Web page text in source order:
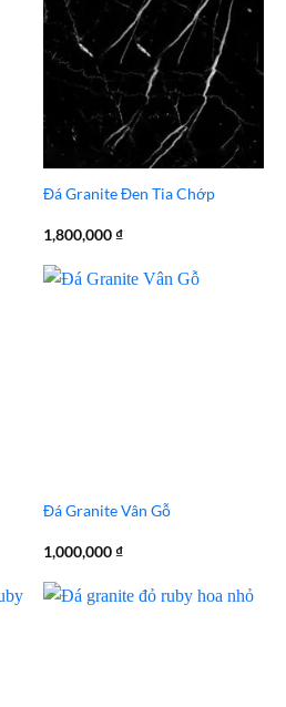
Đá Granite Đen Tia Chớp
1,800,000₫
Đá Granite Vân Gỗ
1,000,000₫